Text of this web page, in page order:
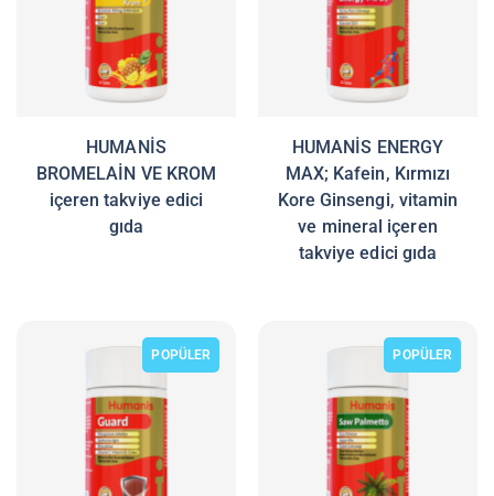
HUMANİS
BROMELAİN VE KROM
içeren takviye edici
gıda
HUMANİS ENERGY
MAX; Kafein, Kırmızı
Kore Ginsengi, vitamin
ve mineral içeren
takviye edici gıda
POPÜLER POPÜLER